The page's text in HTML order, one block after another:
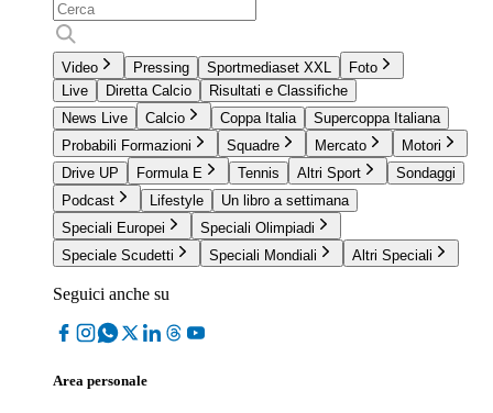
Video Pressing Sportmediaset XXL
Foto
Live
Diretta Calcio
Risultati e Classifiche
News Live
Calcio Coppa Italia
Supercoppa Italiana
Probabili Formazioni
Squadre Mercato
Motori
Drive UP
Formula E Tennis Altri Sport
Sondaggi
Podcast
Lifestyle
Un libro a settimana
Speciali Europei
Speciali Olimpiadi
Speciale Scudetti
Speciali Mondiali Altri Speciali
Seguici anche su
Area personale